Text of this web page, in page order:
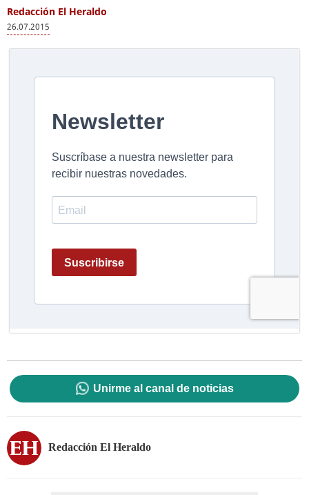
Redacción El Heraldo
26.07.2015
Unirme al canal de noticias
Redacción El Heraldo